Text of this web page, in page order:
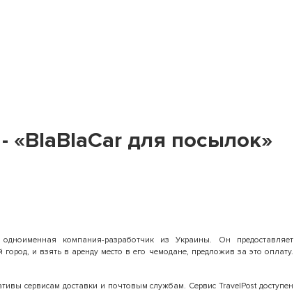
«BlaBlaCar для посылок»
компания-разработчик из Украины. Он предоставляет
и взять в аренду место в его чемодане, предложив за это оплату.
сервисам доставки и почтовым службам. Сервис TravelPost доступен